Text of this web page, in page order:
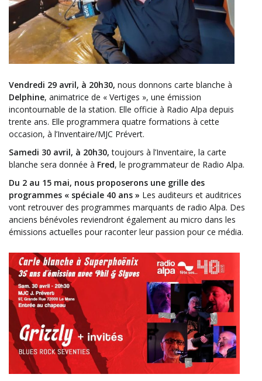
Vendredi 29 avril, à 20h30, nous donnons carte blanche à
Delphine, animatrice de « Vertiges », une émission
incontournable de la station. Elle officie à Radio Alpa depuis
trente ans. Elle programmera quatre formations à cette
occasion, à l’Inventaire/MJC Prévert.
Samedi 30 avril, à 20h30, toujours à l’Inventaire, la carte
blanche sera donnée à Fred, le programmateur de Radio Alpa.
Du 2 au 15 mai, nous proposerons une grille des
programmes « spéciale 40 ans » Les auditeurs et auditrices
vont retrouver des programmes marquants de radio Alpa. Des
anciens bénévoles reviendront également au micro dans les
émissions actuelles pour raconter leur passion pour ce média.